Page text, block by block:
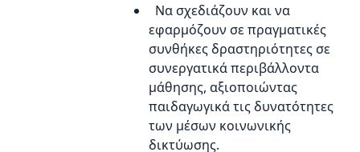
Να σχεδιάζουν και να
εφαρμόζουν σε πραγματικές
συνθήκες δραστηριότητες σε
συνεργατικά περιβάλλοντα
μάθησης, αξιοποιώντας
παιδαγωγικά τις δυνατότητες
των μέσων κοινωνικής
δικτύωσης.